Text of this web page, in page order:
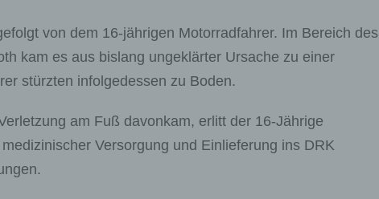
von dem 16-jährigen Motorradfahrer. Im Bereich des
kam es aus bislang ungeklärter Ursache zu einer
stürzten infolgedessen zu Boden.
am Fuß davonkam, erlitt der 16-Jährige
Versorgung und Einlieferung ins DRK